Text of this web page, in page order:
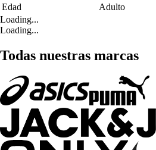
Edad
Adulto
Loading...
Loading...
Todas nuestras marcas